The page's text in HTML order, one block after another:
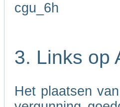
cgu_6h
3. Links op
Het plaatsen